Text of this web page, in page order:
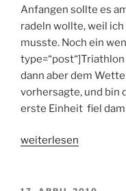
Anfangen sollte es
radeln wollte, weil
musste. Noch ein
dann aber dem
vorhersagte, und bin
erste Einheit fiel
„Noch
weiterlesen